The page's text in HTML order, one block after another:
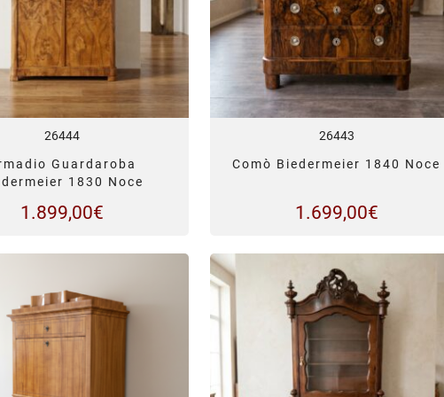
26444
Guardaroba
1830 Noce
1.899,00€
26443
Comò Biedermeier 1840 Noce
1.699,00€